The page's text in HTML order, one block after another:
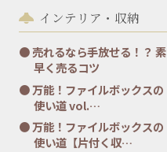
インテリア・収納
売れるなら手放せる！？ 素
早く売るコツ
万能！ファイルボックスの
使い道 vol.…
万能！ファイルボックスの
使い道【片付く収…